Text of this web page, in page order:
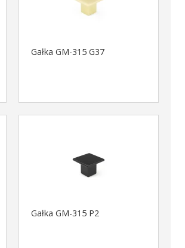
Gałka GM-315 G37
Gałka GM-315 P2